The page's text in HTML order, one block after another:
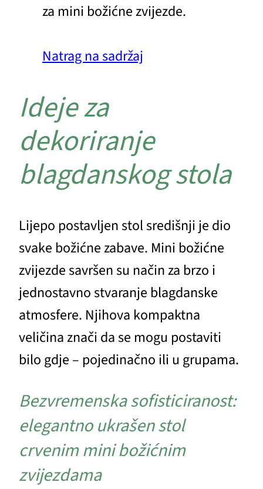
za mini božićne zvijezde.
Natrag na sadržaj
Ideje za
dekoriranje
blagdanskog stola
Lijepo postavljen stol središnji je dio
svake božićne zabave. Mini božićne
zvijezde savršen su način za brzo i
jednostavno stvaranje blagdanske
atmosfere. Njihova kompaktna
veličina znači da se mogu postaviti
bilo gdje – pojedinačno ili u grupama.
Bezvremenska sofisticiranost:
elegantno ukrašen stol
crvenim mini božićnim
zvijezdama